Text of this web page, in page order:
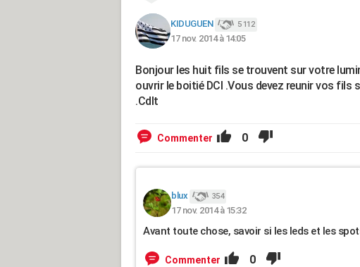
KIDUGUEN 5 112
17 nov. 2014 à 14:05
Bonjour les huit fils se trouvent sur votre
ouvrir le boitié DCl .Vous devez reunir vos
.Cdlt
Commenter 0
blux 354
17 nov. 2014 à 15:32
Avant toute chose, savoir si les leds et les
Commenter 0